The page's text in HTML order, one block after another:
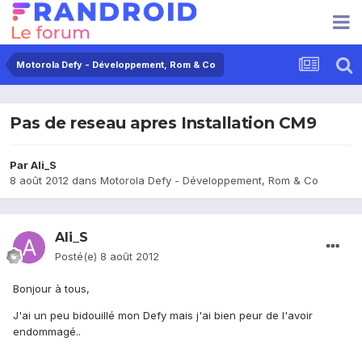
Motorola Defy - Développement, Rom & Co
Pas de reseau apres Installation CM9
ParAli_S
8 août 2012 dans Motorola Defy - Développement, Rom & Co
Ali_S
Posté(e) 8 août 2012
Bonjour à tous,
J'ai un peu bidouillé mon Defy mais j'ai bien peur de l'avoir
endommagé..